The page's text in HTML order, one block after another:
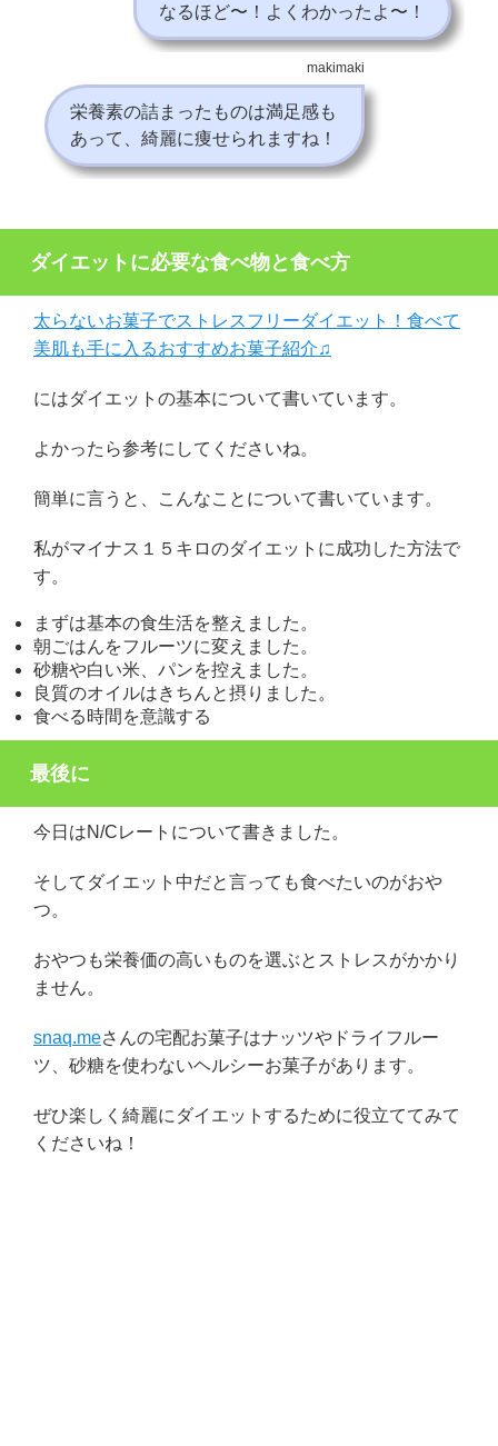
なるほど〜！よくわかったよ〜！
makimaki
栄養素の詰まったものは満足感も
あって、綺麗に痩せられますね！
ダイエットに必要な食べ物と食べ方
太らないお菓子でストレスフリーダイエット！食べて
美肌も手に入るおすすめお菓子紹介♫
にはダイエットの基本について書いています。
よかったら参考にしてくださいね。
簡単に言うと、こんなことについて書いています。
私がマイナス１５キロのダイエットに成功した方法で
す。
まずは基本の食生活を整えました。
朝ごはんをフルーツに変えました。
砂糖や白い米、パンを控えました。
良質のオイルはきちんと摂りました。
食べる時間を意識する
最後に
今日はN/Cレートについて書きました。
そしてダイエット中だと言っても食べたいのがおや
つ。
おやつも栄養価の高いものを選ぶとストレスがかかり
ません。
snaq.meさんの宅配お菓子はナッツやドライフルー
ツ、砂糖を使わないヘルシーお菓子があります。
ぜひ楽しく綺麗にダイエットするために役立ててみて
くださいね！